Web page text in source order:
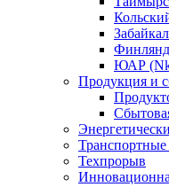
ЮАР
Продукция и
Техпрорыв